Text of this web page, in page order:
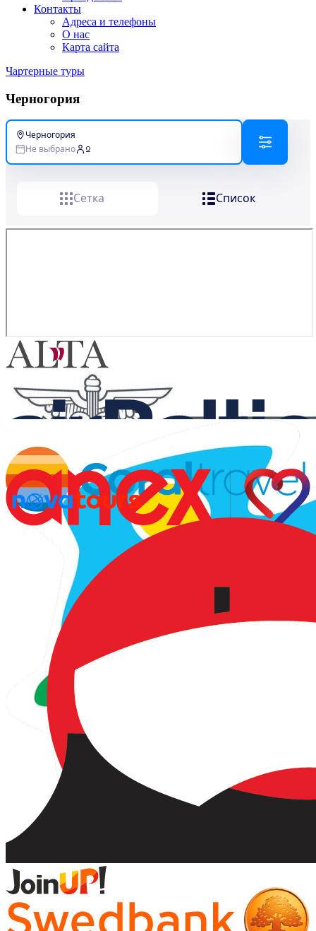
Контакты
Адреса и телефоны
О нас
Карта сайта
Чартерные туры
Черногория